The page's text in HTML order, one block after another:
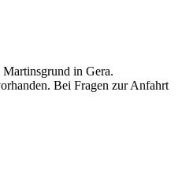
in Gera.
Bei Fragen zur Anfahrt